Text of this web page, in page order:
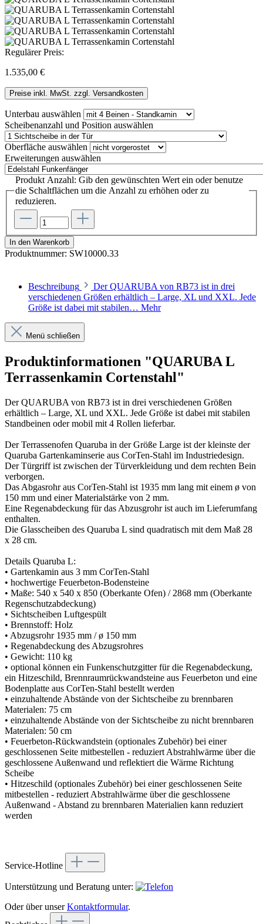
Regulärer Preis:
1.535,00 €
Preise inkl. MwSt. zzgl. Versandkosten
Unterbau auswählen
Scheibenanzahl und Position auswählen
Oberfläche auswählen
Erweiterungen auswählen
Produkt Anzahl: Gib den gewünschten Wert ein oder benutze
die Schaltflächen um die Anzahl zu erhöhen oder zu
reduzieren.
In den Warenkorb
Produktnummer: SW10000.33
Beschreibung
Der QUARUBA von RB73 ist in drei
verschiedenen Größen erhältlich – Large, XL und XXL. Jede
Größe ist dabei mit stabilen… Mehr
Menü schließen
Produktinformationen "QUARUBA L
Terrassenkamin Cortenstahl"
Der QUARUBA von RB73 ist in drei verschiedenen Größen
erhältlich – Large, XL und XXL. Jede Größe ist dabei mit stabilen
Standbeinen oder mobil mit 4 Rollen lieferbar.
Der Terrassenofen Quaruba in der Größe Large ist der kleinste der
Quaruba Gartenkaminserie aus CorTen-Stahl im Industriedesign.
Der Türgriff ist zwischen der Türverkleidung und dem rechten Bein
verborgen.
Das Abgasrohr aus CorTen-Stahl ist 1935 mm lang mit einem ø von
150 mm und einer Materialstärke von 2 mm.
Eine Regenabdeckung für das Abzusgrohr ist auch im Lieferumfang
enthalten.
Die Glasscheiben des Quaruba L sind quadratisch mit dem Maß 28
x 28 cm.
Details Quaruba L:
• Gartenkamin aus 3 mm CorTen-Stahl
• hochwertige Feuerbeton-Bodensteine
• Maße: 540 x 540 x 850 (Oberkante Ofen) / 2868 mm (Oberkante
Regenschutzabdeckung)
• Sichtscheiben Luftgespült
• Brennstoff: Holz
• Abzugsrohr 1935 mm / ø 150 mm
• Regenabdeckung des Abzugsrohres
• Gewicht: 110 kg
• optional können ein Funkenschutzgitter für die Regenabdeckung,
ein Hitzeschild, Brennraumrückwandsteine aus Feuerbeton und eine
Bodenplatte aus CorTen-Stahl bestellt werden
• einzuhaltende Abstände von der Sichtscheibe zu brennbaren
Materialen: 75 cm
• einzuhaltende Abstände von der Sichtscheibe zu nicht brennbaren
Materialen: 50 cm
• Feuerbeton-Rückwandstein (optionales Zubehör) bei einer
geschlossenen Seite mitbestellen - reduziert Abstrahlwärme über die
geschlossene Außenwand und reflektiert die Wärme Richtung
Scheibe
• Hitzeschild (optionales Zubehör) bei einer geschlossenen Seite
mitbestellen - reduziert Abstrahlwärme über die geschlossene
Außenwand - Abstand zu brennbaren Materialien kann reduziert
werden
Service-Hotline
Unterstützung und Beratung unter:
Oder über unserKontaktformular.